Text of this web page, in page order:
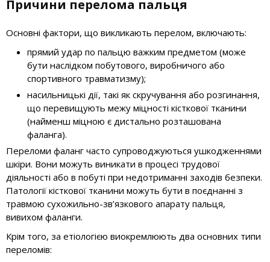
Причини перелома пальця
Основні фактори, що викликають перелом, включають:
прямий удар по пальцю важким предметом (може
бути наслідком побутового, виробничого або
спортивного травматизму);
насильницькі дії, такі як скручування або розгинання,
що перевищують межу міцності кісткової тканини
(найменш міцною є дистально розташована
фаланга).
Переломи фаланг часто супроводжуються ушкодженнями
шкіри. Вони можуть виникати в процесі трудової
діяльності або в побуті при недотриманні заходів безпеки.
Патології кісткової тканини можуть бути в поєднанні з
травмою сухожильно-зв’язкового апарату пальця,
вивихом фаланги.
Крім того, за етіологією виокремлюють два основних типи
переломів: